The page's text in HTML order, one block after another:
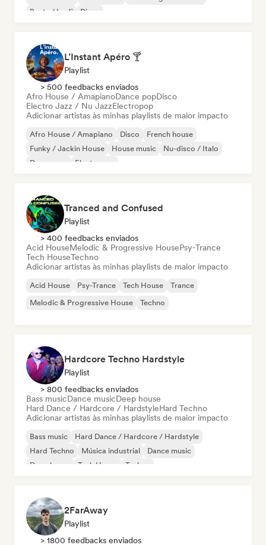
Beats / Lo-fi
Disco
L’Instant Apéro 🍸
Playlist
> 500 feedbacks enviados
Afro House / AmapianoDance popDisco
Electro Jazz / Nu JazzElectropop
Adicionar artistas às minhas playlists de maior impacto
Afro House / Amapiano Disco
French house
Funky / Jackin House
House music
Nu-disco / Italo
Dance pop
Electropop
Tranced and Confused
Playlist
> 400 feedbacks enviados
Acid HouseMelodic & Progressive HousePsy-Trance
Tech HouseTechno
Adicionar artistas às minhas playlists de maior impacto
Acid House Psy-Trance Tech House
Trance
Melodic & Progressive House
Techno
Hardcore Techno Hardstyle
Playlist
> 800 feedbacks enviados
Bass musicDance musicDeep house
Hard Dance / Hardcore / HardstyleHard Techno
Adicionar artistas às minhas playlists de maior impacto
Bass music
Hard Dance / Hardcore / Hardstyle
Hard Techno
Música industrial
Dance music
Deep house
Tech House Techno
2FarAway
Playlist
> 1800 feedbacks enviados